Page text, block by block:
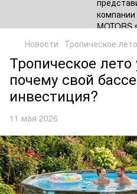
Новости Тропическое
Тропическое
почему свой
инвестиция?
11 мая 2026